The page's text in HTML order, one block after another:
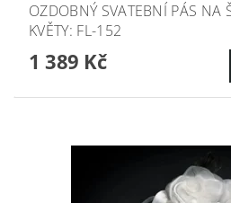
OZDOBNÝ SVATEBNÍ PÁS NA
KVĚTY: FL-152
1 389 Kč